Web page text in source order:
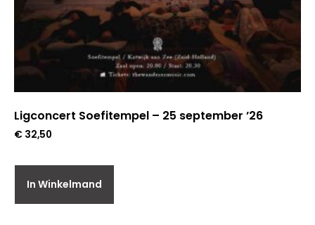
Ligconcert Soefitempel – 25 september ’26
€ 32,50
In Winkelmand